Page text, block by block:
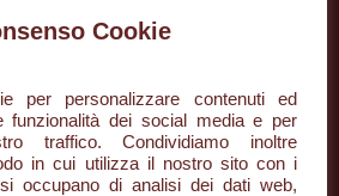
+39 085 296134
Cookie
per personalizzare contenuti ed
funzionalità dei social media e per
traffico. Condividiamo inoltre
in cui utilizza il nostro sito con i
occupano di analisi dei dati web,